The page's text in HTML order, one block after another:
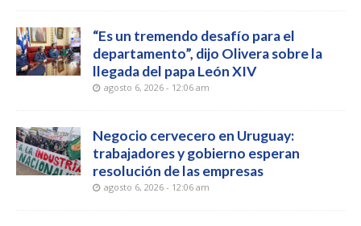
“Es un tremendo desafío para el
departamento”, dijo Olivera sobre la
llegada del papa León XIV
agosto 6, 2026 - 12:06 am
Negocio cervecero en Uruguay:
trabajadores y gobierno esperan
resolución de las empresas
agosto 6, 2026 - 12:06 am